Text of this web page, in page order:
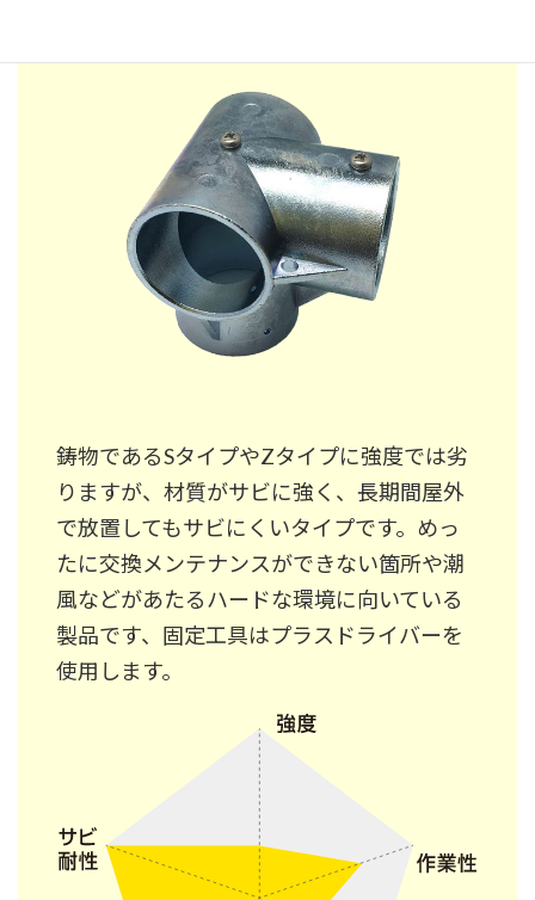
鋳物であるSタイプやZタイプに強度では劣
りますが、材質がサビに強く、長期間屋外
で放置してもサビにくいタイプです。めっ
たに交換メンテナンスができない箇所や潮
風などがあたるハードな環境に向いている
製品です、固定工具はプラスドライバーを
使用します。